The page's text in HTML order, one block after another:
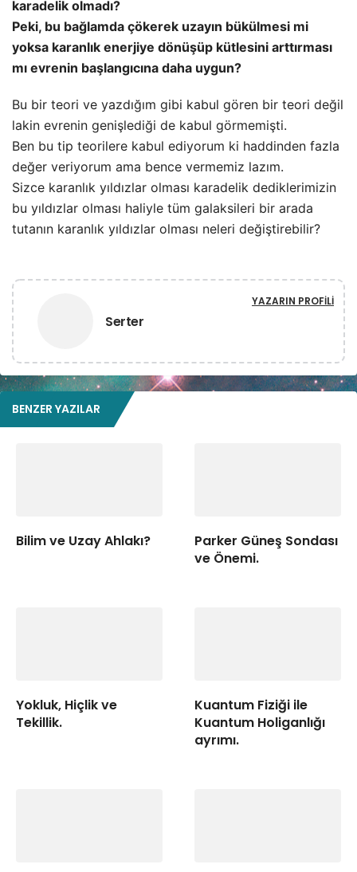
karadelik olmadı?
Peki, bu bağlamda çökerek uzayın bükülmesi mi
yoksa karanlık enerjiye dönüşüp kütlesini arttırması
mı evrenin başlangıcına daha uygun?
Bu bir teori ve yazdığım gibi kabul gören bir teori değil
lakin evrenin genişlediği de kabul görmemişti.
Ben bu tip teorilere kabul ediyorum ki haddinden fazla
değer veriyorum ama bence vermemiz lazım.
Sizce karanlık yıldızlar olması karadelik dediklerimizin
bu yıldızlar olması haliyle tüm galaksileri bir arada
tutanın karanlık yıldızlar olması neleri değiştirebilir?
Serter
YAZARIN PROFILI
BENZER YAZILAR
Bilim ve Uzay Ahlakı?
Parker Güneş Sondası
ve Önemi.
Yokluk, Hiçlik ve
Tekillik.
Kuantum Fiziği ile
Kuantum Holiganlığı
ayrımı.